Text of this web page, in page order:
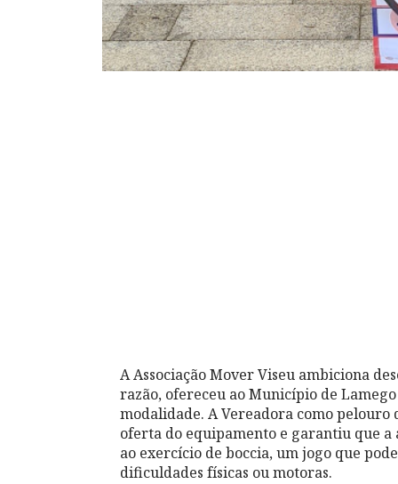
A Associação Mover Viseu ambiciona
razão, ofereceu ao Município de
modalidade. A Vereadora como pelouro
oferta do equipamento e garantiu que
ao exercício de boccia, um jogo que
dificuldades físicas ou motoras.